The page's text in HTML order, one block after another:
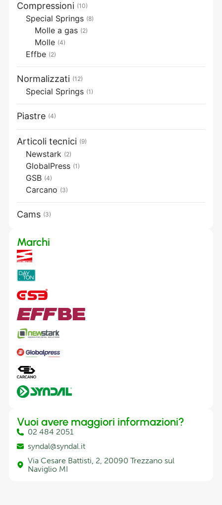
Compressioni (10)
Special Springs (8)
Molle a gas (2)
Molle (4)
Effbe (2)
Normalizzati (12)
Special Springs (1)
Piastre (4)
Articoli tecnici (9)
Newstark (2)
GlobalPress (1)
GSB (4)
Carcano (3)
Cams (3)
Marchi
Vuoi avere maggiori informazioni?
02 484 2051
syndal@syndal.it
Via Cesare Battisti, 2, 20090 Trezzano sul
Naviglio MI